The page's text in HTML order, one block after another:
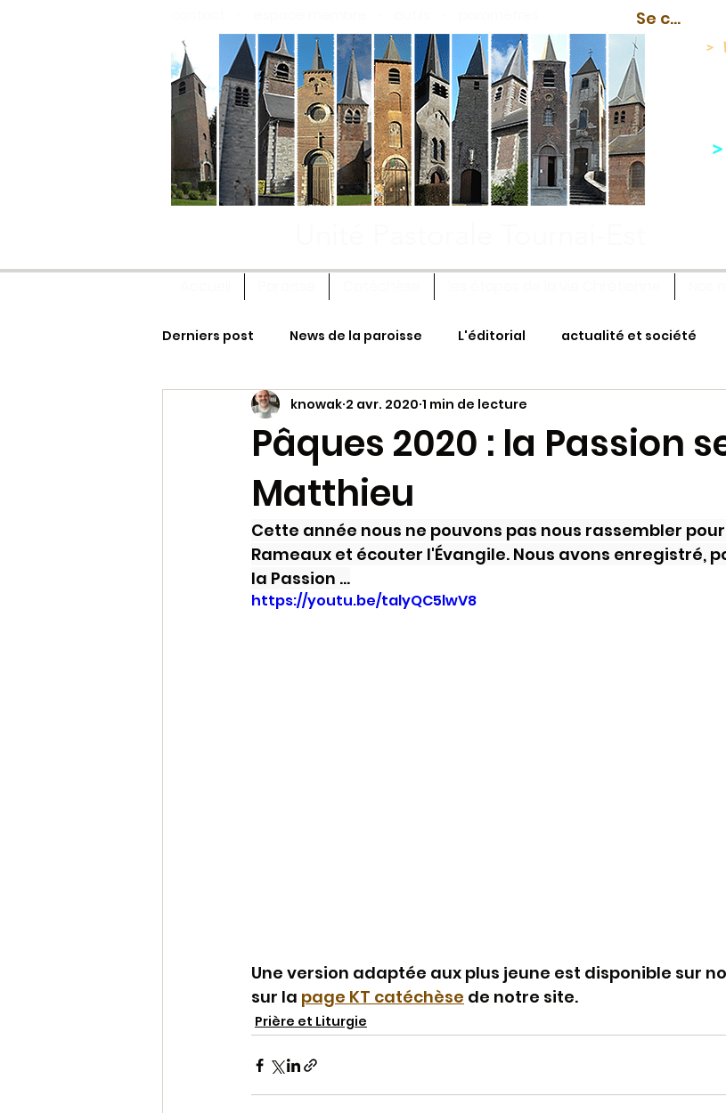
Se
>
Derniers post News de la paroisse L'éditorial actualité et société
Prière et Liturgie Viva annonces paroissiales
archive 2 Pastorale du mariage
Les mots de la Bible Molokaï - infos Paques 2024 Pélerinages
Pâques 2020 : la Passion
Matthieu
knowak 2 avr. 2020 1 min de lecture
Cette année nous ne pouvons pas nous rassembler
Rameaux et écouter l'Évangile. Nous avons enregistré,
la Passion ...
https://youtu.be/talyQC5lwV8
Une version adaptée aux plus jeune est disponible sur
sur la page KT catéchèse de notre site.
Prière et Liturgie